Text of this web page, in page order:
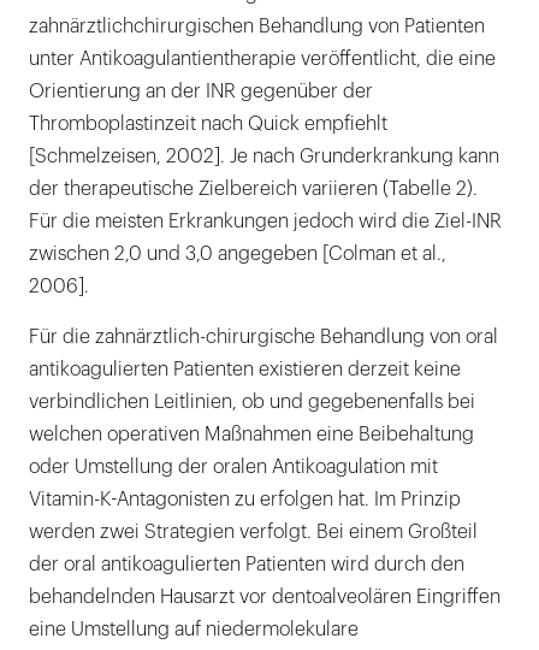
zahnärztlichchirurgischen Behandlung von Patienten
unter Antikoagulantientherapie veröffentlicht, die eine
Orientierung an der INR gegenüber der
Thromboplastinzeit nach Quick empfiehlt
[Schmelzeisen, 2002]. Je nach Grunderkrankung kann
der therapeutische Zielbereich variieren (Tabelle 2).
Für die meisten Erkrankungen jedoch wird die Ziel-INR
zwischen 2,0 und 3,0 angegeben [Colman et al.,
2006].
Für die zahnärztlich-chirurgische Behandlung von oral
antikoagulierten Patienten existieren derzeit keine
verbindlichen Leitlinien, ob und gegebenenfalls bei
welchen operativen Maßnahmen eine Beibehaltung
oder Umstellung der oralen Antikoagulation mit
Vitamin-K-Antagonisten zu erfolgen hat. Im Prinzip
werden zwei Strategien verfolgt. Bei einem Großteil
der oral antikoagulierten Patienten wird durch den
behandelnden Hausarzt vor dentoalveolären Eingriffen
eine Umstellung auf niedermolekulare